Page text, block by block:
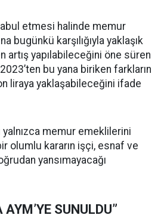
etmesi halinde memur
bugünkü karşılığıyla yaklaşık
artış yapılabileceğini öne süren
bu yana biriken farkların
liraya yaklaşabileceğini ifade
memur emeklilerini
olumlu kararın işçi, esnaf ve
yansımayacağı
SUNULDU”